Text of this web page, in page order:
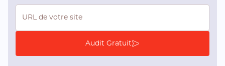
Audit Gratuit